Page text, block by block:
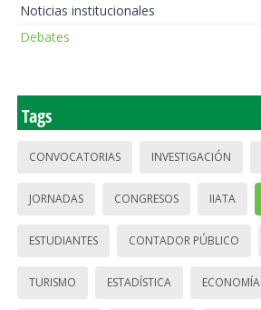
Noticias institucionales
Debates
Tags
CONVOCATORIAS INVESTIGACIÓN
JORNADAS CONGRESOS IIATA
ESTUDIANTES CONTADOR PÚBLICO
TURISMO ESTADÍSTICA ECONOMÍA